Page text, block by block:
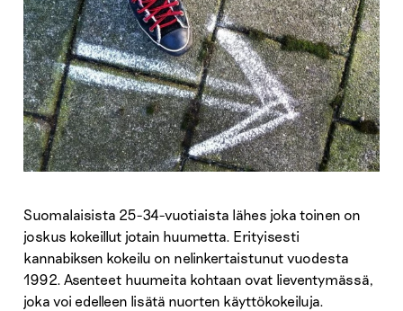
Suomalaisista 25-34-vuotiaista lähes joka toinen on
joskus kokeillut jotain huumetta. Erityisesti
kannabiksen kokeilu on nelinkertaistunut vuodesta
1992. Asenteet huumeita kohtaan ovat lieventymässä,
joka voi edelleen lisätä nuorten käyttökokeiluja.